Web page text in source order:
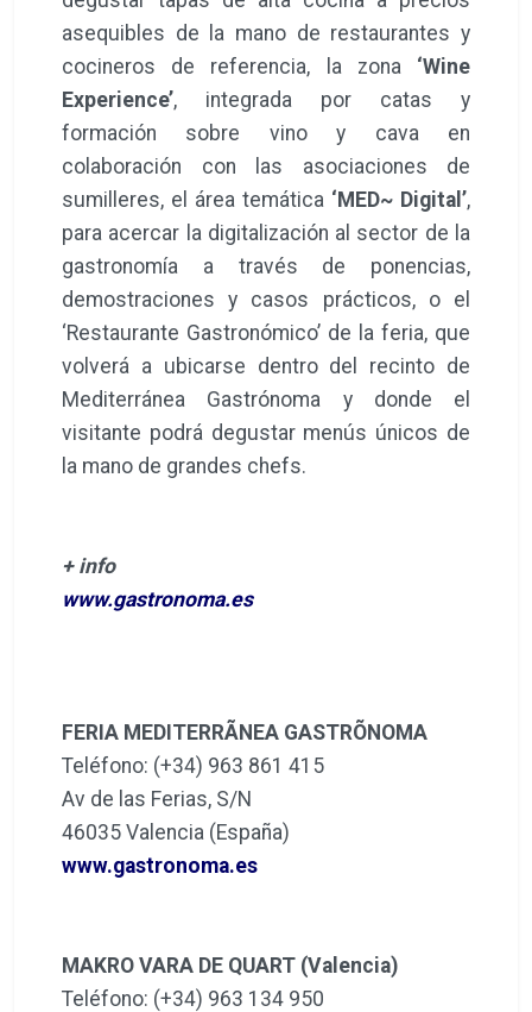
asequibles de la mano de restaurantes y
cocineros de referencia, la zona ‘Wine
Experience’, integrada por catas y
formación sobre vino y cava en
colaboración con las asociaciones de
sumilleres, el área temática ‘MED~ Digital’,
para acercar la digitalización al sector de la
gastronomía a través de ponencias,
demostraciones y casos prácticos, o el
‘Restaurante Gastronómico’ de la feria, que
volverá a ubicarse dentro del recinto de
Mediterránea Gastrónoma y donde el
visitante podrá degustar menús únicos de
la mano de grandes chefs.
+ info
www.gastronoma.es
FERIA MEDITERRÃNEA GASTRÕNOMA
Teléfono: (+34) 963 861 415
Av de las Ferias, S/N
46035 Valencia (España)
www.gastronoma.es
MAKRO VARA DE QUART (Valencia)
Teléfono: (+34) 963 134 950